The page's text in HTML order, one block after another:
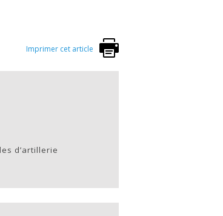
Imprimer cet article
d’artillerie